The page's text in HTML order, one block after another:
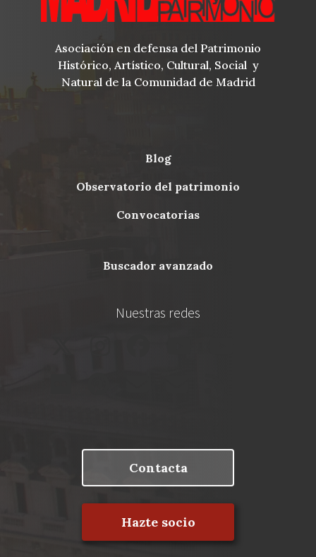
Asociación en defensa del Patrimonio
Histórico, Artístico, Cultural, Social y
Natural de la Comunidad de Madrid
Menu
blog
observatorio del patrimonio
convocatorias
buscador avanzado
Nuestras redes
Contacta
Hazte socio